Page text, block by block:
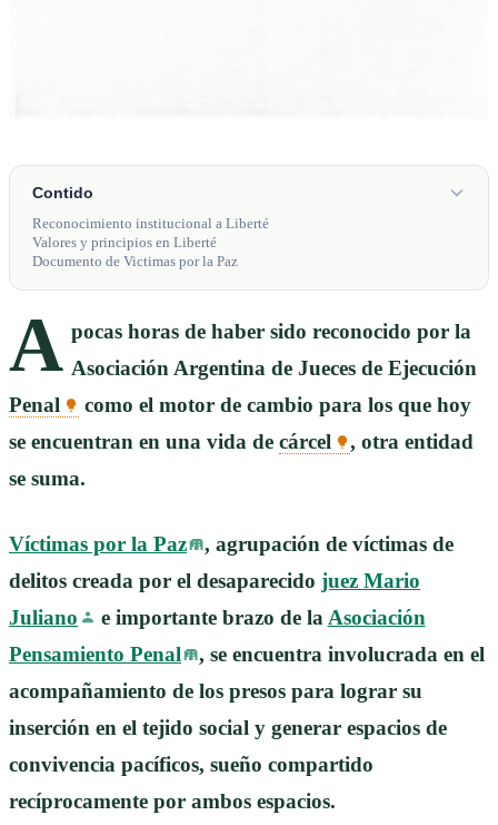
Contido
Reconocimiento institucional a Liberté
Valores y principios en Liberté
Documento de Victimas por la Paz
A pocas horas de haber sido reconocido por la
Asociación Argentina de Jueces de Ejecución
Penal
como el motor de cambio para los que hoy
se encuentran en una vida de cárcel
, otra entidad
se suma.
Víctimas por la Paz
, agrupación de víctimas de
delitos creada por el desaparecido juez Mario
Juliano
e importante brazo de la Asociación
Pensamiento Penal
, se encuentra involucrada en el
acompañamiento de los presos para lograr su
inserción en el tejido social y generar espacios de
convivencia pacíficos, sueño compartido
recíprocamente por ambos espacios.